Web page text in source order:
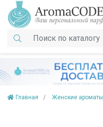
Главная Женские ароматы